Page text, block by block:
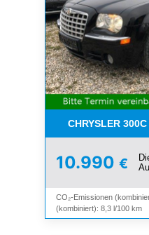
CHRYSLER
10.990 €
CO₂-Emissionen
(kombiniert): 8,3 l/100 km